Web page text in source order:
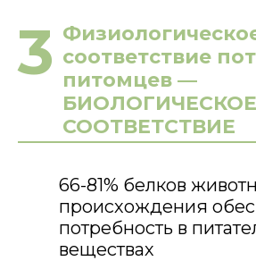
3 соответствие
питомцев —
БИОЛОГИЧЕСКОЕ
СООТВЕТСТВИЕ
66-81% белков
происхождения
потребность в
веществах